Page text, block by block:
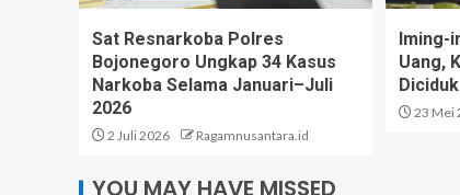
Sat Resnarkoba Polres
Bojonegoro Ungkap 34 Kasus
Narkoba Selama Januari–Juli
2026
2 Juli 2026 Ragamnusantara.id
Iming-
Uang,
23 Mei
YOU MAY HAVE MISSED